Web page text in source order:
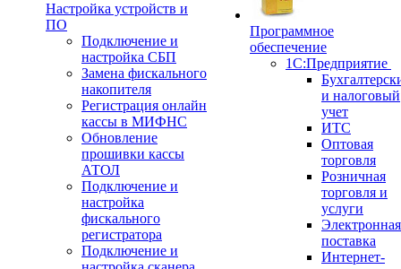
Настройка устройств и
ПО
Подключение и
настройка СБП
Замена фискального
накопителя
Регистрация онлайн
кассы в МИФНС
Обновление
прошивки кассы
АТОЛ
Подключение и
настройка
фискального
регистратора
Подключение и
Программное
обеспечение
1С:Предприятие
и налоговый
учет
ИТС
Оптовая
торговля
Розничная
торговля и
услуги
Электронная
поставка
Интернет-